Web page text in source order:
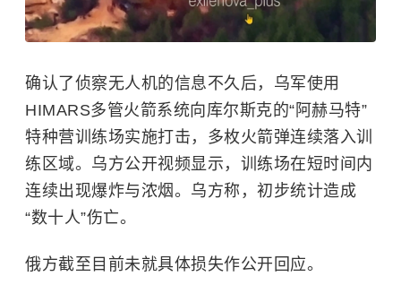
确认了侦察无人机的信息不久后，乌军使用
HIMARS多管火箭系统向库尔斯克的“阿赫马特”
特种营训练场实施打击，多枚火箭弹连续落入训
练区域。乌方公开视频显示，训练场在短时间内
连续出现爆炸与浓烟。乌方称，初步统计造成
“数十人”伤亡。
俄方截至目前未就具体损失作公开回应。